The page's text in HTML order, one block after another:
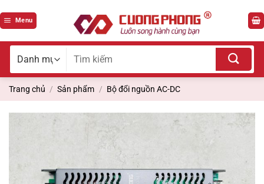
qua
Menu
Tìm
Trang chủ / Sản phẩm / Bộ đổi nguồn AC-DC